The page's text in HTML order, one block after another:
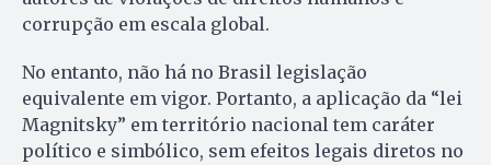
corrupção em escala global.
No entanto, não há no Brasil legislação
equivalente em vigor. Portanto, a aplicação da “lei
Magnitsky” em território nacional tem caráter
político e simbólico, sem efeitos legais diretos no